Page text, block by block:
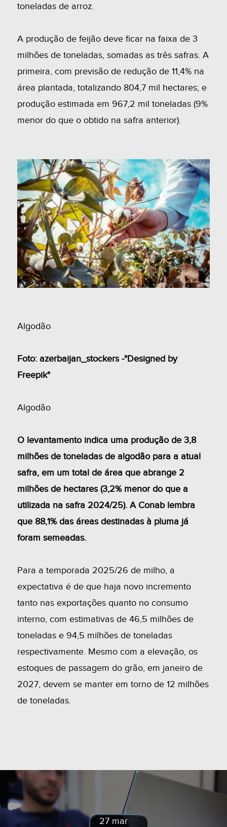
toneladas de arroz.
A produção de feijão deve ficar na faixa de 3
milhões de toneladas, somadas as três safras. A
primeira, com previsão de redução de 11,4% na
área plantada, totalizando 804,7 mil hectares; e
produção estimada em 967,2 mil toneladas (9%
menor do que o obtido na safra anterior).
Algodão
Foto: azerbaijan_stockers -"Designed by
Freepik"
Algodão
O levantamento indica uma produção de 3,8
milhões de toneladas de algodão para a atual
safra, em um total de área que abrange 2
milhões de hectares (3,2% menor do que a
utilizada na safra 2024/25). A Conab lembra
que 88,1% das áreas destinadas à pluma já
foram semeadas.
Para a temporada 2025/26 de milho, a
expectativa é de que haja novo incremento
tanto nas exportações quanto no consumo
interno, com estimativas de 46,5 milhões de
toneladas e 94,5 milhões de toneladas
respectivamente. Mesmo com a elevação, os
estoques de passagem do grão, em janeiro de
2027, devem se manter em torno de 12 milhões
de toneladas.
27 mar